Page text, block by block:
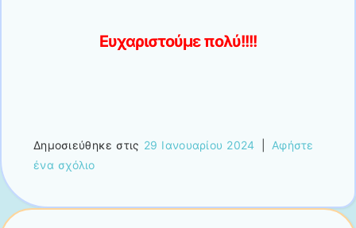
Ευχαριστούμε πολύ!!!!
Δημοσιεύθηκε στις 29 Ιανουαρίου 2024
Αφήστε
ένα σχόλιο